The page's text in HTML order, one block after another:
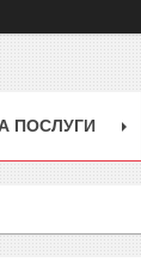
ПОСЛУГИ